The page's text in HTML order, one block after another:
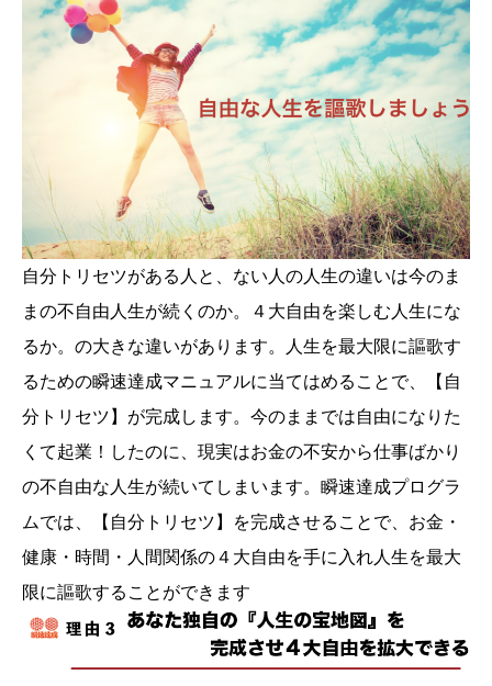
自分トリセツがある人と、ない人の人生の違いは今のま
まの不自由人生が続くのか。４大自由を楽しむ人生にな
るか。の大きな違いがあります。人生を最大限に謳歌す
るための瞬速達成マニュアルに当てはめることで、【自
分トリセツ】が完成します。今のままでは自由になりた
くて起業！したのに、現実はお金の不安から仕事ばかり
の不自由な人生が続いてしまいます。瞬速達成プログラ
ムでは、【自分トリセツ】を完成させることで、お金・
健康・時間・人間関係の４大自由を手に入れ人生を最大
限に謳歌することができます